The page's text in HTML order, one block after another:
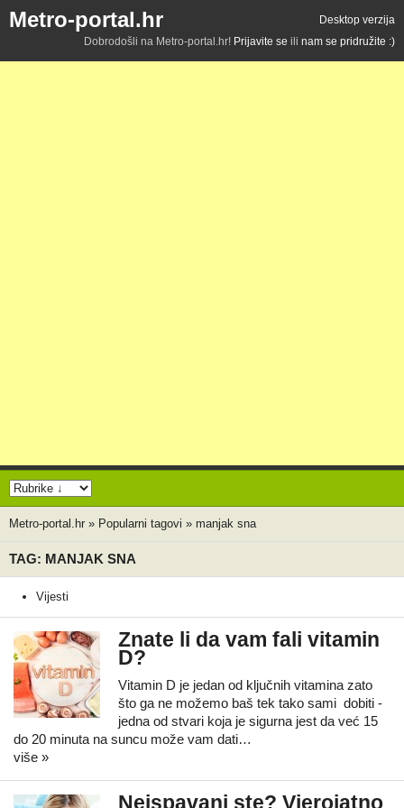
Metro-portal.hr
Desktop verzija
Dobrodošli na Metro-portal.hr! Prijavite se ili nam se pridružite :)
Metro-portal.hr » Popularni tagovi » manjak sna
TAG: MANJAK SNA
Vijesti
Znate li da vam fali vitamin
D?
Vitamin D je jedan od ključnih vitamina zato
što ga ne možemo baš tek tako sami dobiti -
jedna od stvari koja je sigurna jest da već 15
do 20 minuta na suncu može vam dati…
više »
Neispavani ste? Vjerojatno